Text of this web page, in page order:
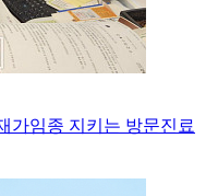
가임종 지키는 방문진료